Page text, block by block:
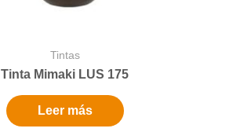
Tintas
Tinta Mimaki LUS 175
Leer más